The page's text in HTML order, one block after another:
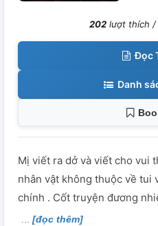
202 lượt thích /
Đọc
Danh
Mị viết ra dở và viết cho vui
nhân vật không thuộc về tui
chính . Cốt truyện đương
[đọc thêm]